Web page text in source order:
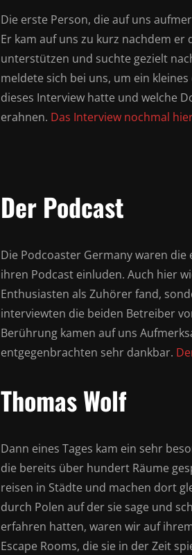
Die erste Person, die auf uns
Er kam auf uns zu kurz nachdem er
unterstützen und suchte gezielt
meldete sich bei uns, um ein
dieses Interview hatte und welche
erahnen. Das Interview nochmal
Der Podcast
Die Podcoaster Germany waren
ihren Podcast einluden. Auch hier
Enthusiasten als Zuhörer fand,
interviewten die beiden Betreiber
Berührung kamen auf uns
entgegenbrachten sehr dankbar.
Thomas Wolf
Dann eines Tages kam ein sehr
die bereits über hundert Räume
reisen in Städte und machen dort
durch Polen auf der sie sage und
erfahren hatten, waren wir auf
Escape Rooms, die sie in der Zeit